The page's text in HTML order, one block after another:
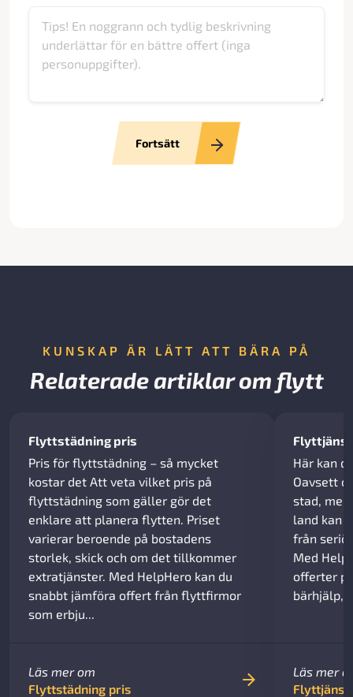
Fortsätt
KUNSKAP ÄR LÄTT ATT BÄRA PÅ
Relaterade artiklar om flytt
Flyttstädning pris
Pris för flyttstädning – så mycket
kostar det Att veta vilket pris på
flyttstädning som gäller gör det
enklare att planera flytten. Priset
varierar beroende på bostadens
storlek, skick och om det tillkommer
extratjänster. Med HelpHero kan du
snabbt jämföra offert från flyttfirmor
som erbju...
Läs mer om
Flyttstädning pris
Här kan
Oavsett
stad,
land kan
från
Med
offerter
bärhjälp,
Läs mer